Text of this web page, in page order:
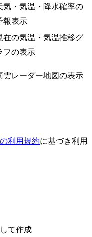
気・気温・降水確率の
報表示
在の気温・気温推移グ
フの表示
雲レーダー地図の表示
利用規約に基づき利用
て作成